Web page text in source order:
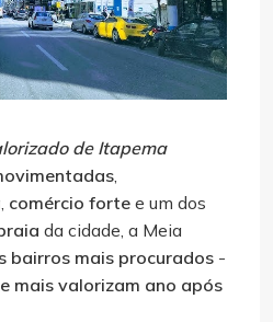
de Itapema
,
, comércio forte e um dos
da cidade, a Meia
bairros mais procurados -
mais valorizam ano após